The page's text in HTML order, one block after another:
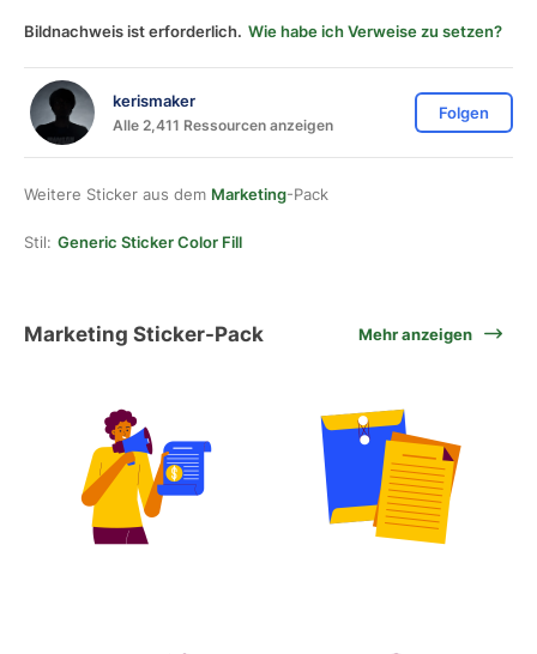
Bildnachweis ist erforderlich. Wie habe ich Verweise zu setzen?
kerismaker
Alle 2,411 Ressourcen anzeigen
Folgen
Weitere Sticker aus dem Marketing-Pack
Stil: Generic Sticker Color Fill
Marketing Sticker-Pack Mehr anzeigen